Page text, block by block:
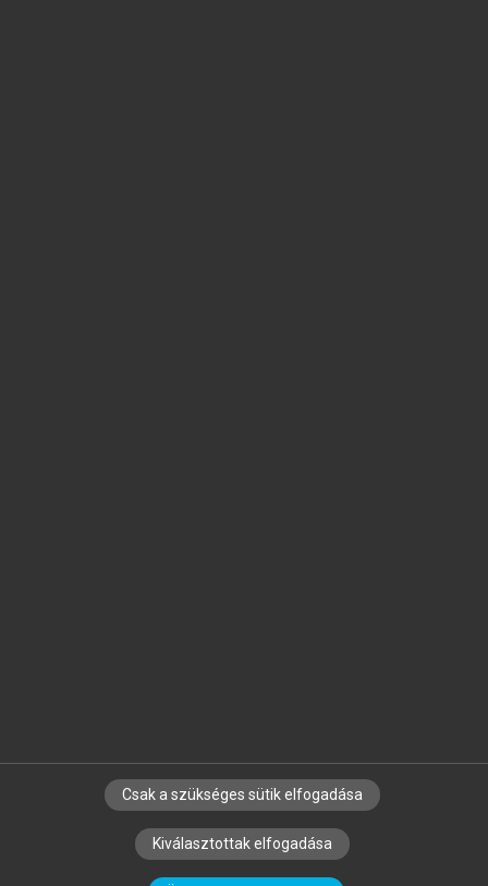
SZERZŐKNEK CÉGEKNEK KÖNYVTÁROSOKNAK
SZERKESZTÉSI ÉS LEKTORÁLÁSI ALAPELVEK
Csak a szükséges sütik elfogadása
Kiválasztottak elfogadása